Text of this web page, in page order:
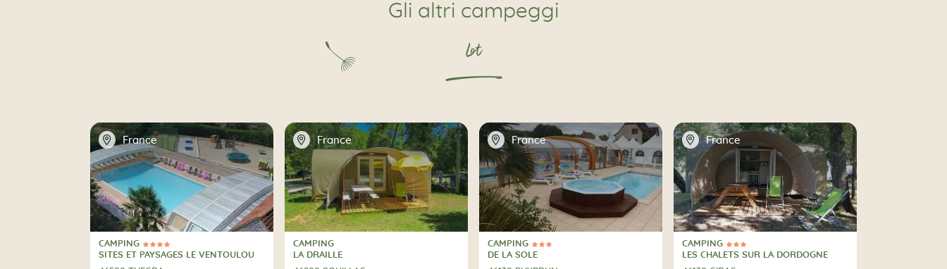
Gli altri campeggi
Lot
📍 France
4 Stelle
CAMPING
CAMPING
SITES ET PAYSAGES LE VENTOULOU
📍 France
CAMPING
CAMPING
LA DRAILLE
📍 France
3 Stelle
CAMPING
CAMPING
DE LA SOLE
📍 France
3 Stelle
CAMPING
CAMPING
LES CHALETS SUR LA DORDOGNE